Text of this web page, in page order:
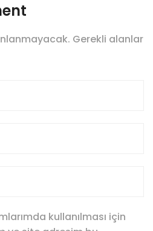
Gerekli alanlar
kullanılması için